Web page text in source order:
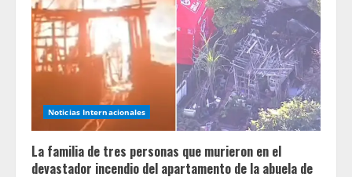
Noticias Internacionales
La familia de tres personas que murieron en el
devastador incendio del apartamento de la abuela de